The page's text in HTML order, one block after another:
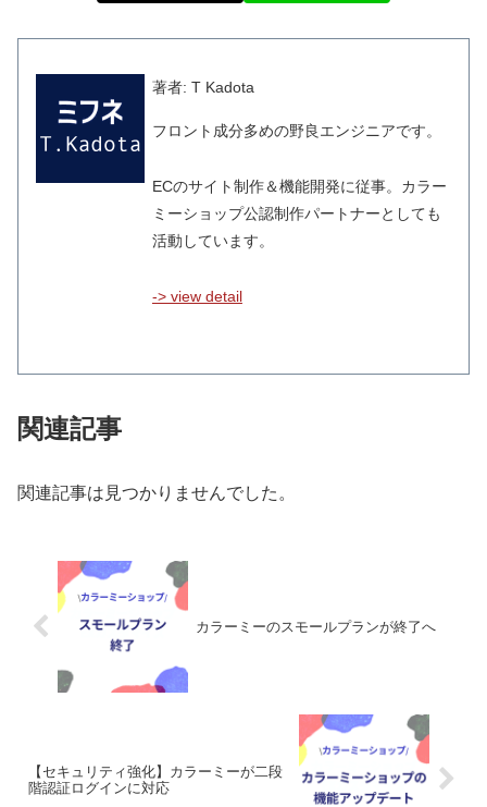
著者: T Kadota
フロント成分多めの野良エンジニアです。
ECのサイト制作＆機能開発に従事。カラー
ミーショップ公認制作パートナーとしても
活動しています。
-> view detail
関連記事
関連記事は見つかりませんでした。
カラーミーのスモールプランが終了へ
【セキュリティ強化】カラーミーが二段
階認証ログインに対応